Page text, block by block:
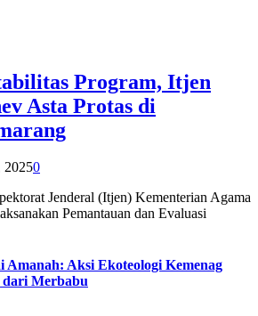
Program, Itjen
Asta Protas di
20250
Jenderal (Itjen) Kementerian Agama
Pemantauan dan Evaluasi
Amanah: Aksi Ekoteologi Kemenag
dari Merbabu